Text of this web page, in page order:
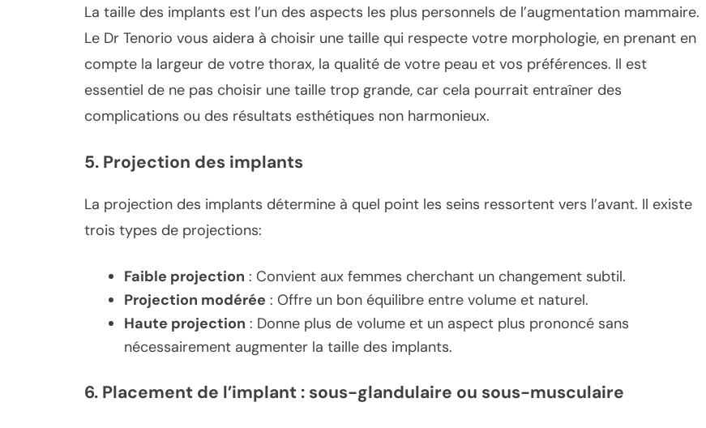
La taille des implants est l’un des aspects les plus personnels de l’augmentation mammaire.
Le Dr Tenorio vous aidera à choisir une taille qui respecte votre morphologie, en prenant en
compte la largeur de votre thorax, la qualité de votre peau et vos préférences. Il est
essentiel de ne pas choisir une taille trop grande, car cela pourrait entraîner des
complications ou des résultats esthétiques non harmonieux.
5. Projection des implants
La projection des implants détermine à quel point les seins ressortent vers l’avant. Il existe
trois types de projections:
Faible projection : Convient aux femmes cherchant un changement subtil.
Projection modérée : Offre un bon équilibre entre volume et naturel.
Haute projection : Donne plus de volume et un aspect plus prononcé sans
nécessairement augmenter la taille des implants.
6. Placement de l’implant : sous-glandulaire ou sous-musculaire